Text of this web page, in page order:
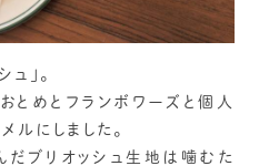
」。
めとフランボワーズと個人
ルにしました。
だブリオッシュ生地は噛むた